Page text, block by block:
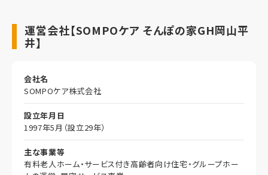
運営会社【SOMPOケア そんぽの家GH岡山平
井】
会社名
SOMPOケア株式会社
設立年月日
1997年5月（設立29年）
主な事業等
有料老人ホーム・サービス付き高齢者向け住宅・グループホー